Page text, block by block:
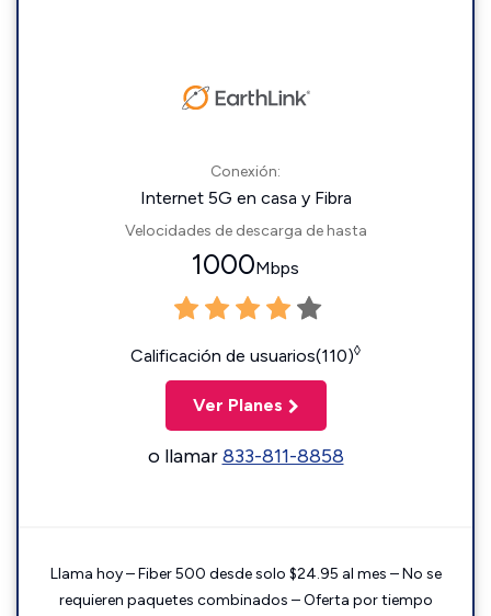
Conexión:
Internet 5G en casa y Fibra
Velocidades de descarga de hasta
1000Mbps
Calificación de usuarios(110)◊
Ver Planes
o llamar833-811-8858
Llama hoy – Fiber 500 desde solo $24.95 al mes – No se
requieren paquetes combinados – Oferta por tiempo